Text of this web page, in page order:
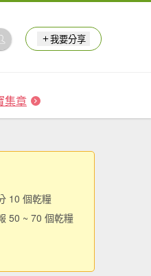
我要分享
集章
10 個乾糧
50 ~ 70 個乾糧